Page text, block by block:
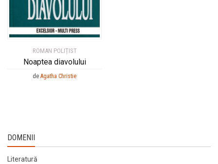
ROMAN POLIȚIST
Noaptea diavolului
de Agatha Christie
DOMENII
Literatură